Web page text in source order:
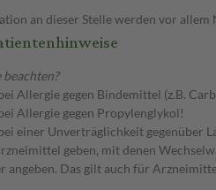
an dieser Stelle werden vor
beachten?
Allergie gegen Bindemittel (z.B.
Allergie gegen Propylenglykol!
einer Unverträglichkeit gegenüber
geben, mit denen
angeben. Das gilt auch für